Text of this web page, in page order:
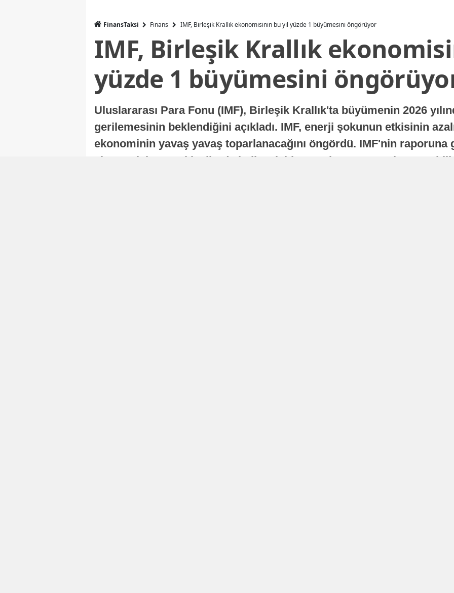
FinansTaksi Finans IMF, Birleşik Krallık ekonomisinin bu yıl yüzde 1 büyümesini öngörüyor
IMF, Birleşik Krallık
yüzde 1 büyümesini
Uluslararası Para Fonu (IMF), Birleşik Krallık'ta büyümenin 2026
gerilemesinin beklendiğini açıkladı. IMF, enerji şokunun etkisinin
ekonominin yavaş yavaş toparlanacağını öngördü. IMF'nin raporuna
ekonomisi, sonraki yıllarda istikrarlı bir toparlanma süreci